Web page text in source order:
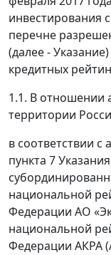
инвестирования
перечне
(далее -
кредитных
1.1. В отношении
территории
в соответствии с
пункта 7
национальной
Федерации АО
национальной
Федерации АКРА